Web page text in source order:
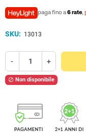
paga fino a6 rate,
SKU: 13013
- +
 Non disponibile